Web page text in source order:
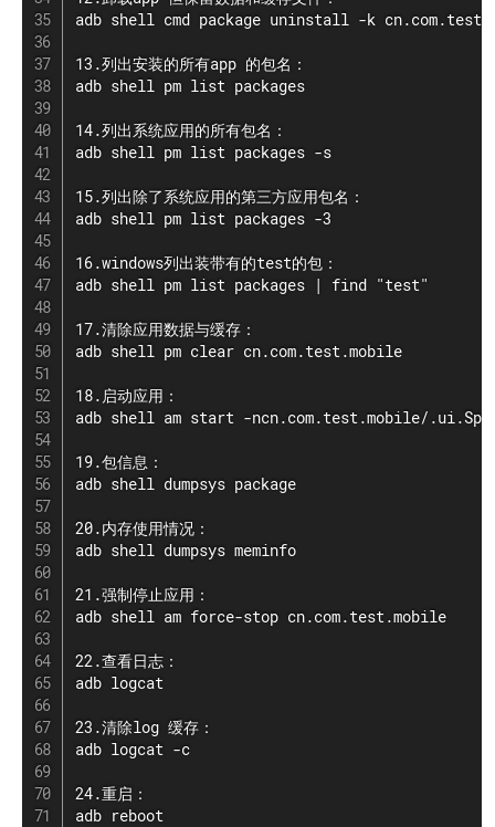
adb shell cmd package uninstall -k
13.列出安装的所有app 的包名：
adb shell pm list packages
14.列出系统应用的所有包名：
adb shell pm list packages -s
15.列出除了系统应用的第三方应用包名：
adb shell pm list packages -3
16.windows列出装带有的test的包：
adb shell pm list packages | find "test"
17.清除应用数据与缓存：
adb shell pm clear cn.com.test.mobile
18.启动应用：
adb shell am start -ncn.com.test.mobile/
19.包信息：
adb shell dumpsys package
20.内存使用情况：
adb shell dumpsys meminfo
21.强制停止应用：
adb shell am force-stop cn.com.test.mobile
22.查看日志：
adb logcat
23.清除log 缓存：
adb logcat -c
24.重启：
adb reboot